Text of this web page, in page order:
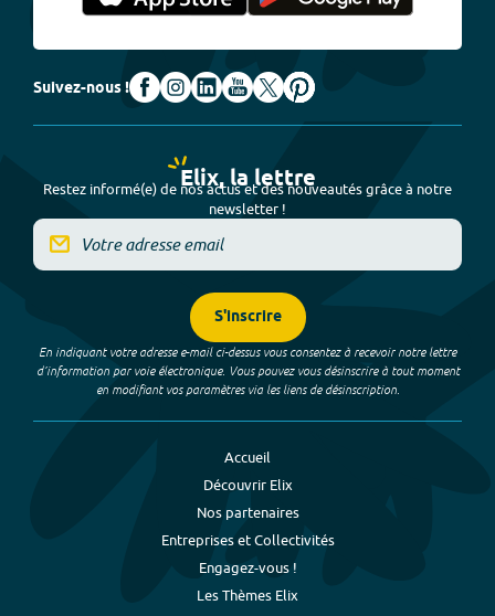
Suivez-nous !
Elix, la lettre
Restez informé(e) de nos actus et des nouveautés grâce à notre
newsletter !
S'inscrire
En indiquant votre adresse e-mail ci-dessus vous consentez à recevoir notre lettre
d’information par voie électronique. Vous pouvez vous désinscrire à tout moment
en modifiant vos paramètres via les liens de désinscription.
Accueil
Découvrir Elix
Nos partenaires
Entreprises et Collectivités
Engagez-vous !
Les Thèmes Elix